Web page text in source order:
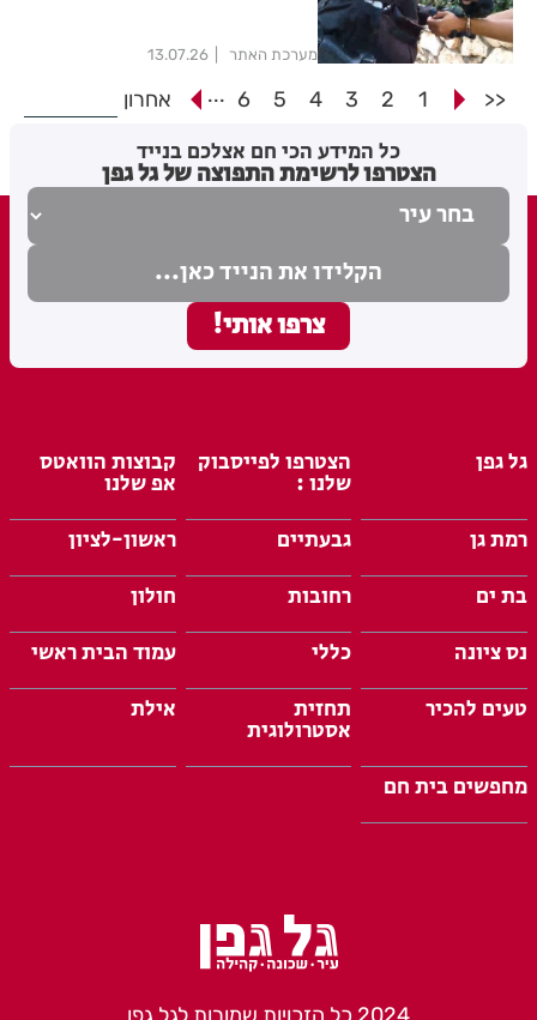
מערכת האתר 13.07.26
<<
1
2
3
4
5
6
... אחרון
כל המידע הכי חם אצלכם בנייד
הצטרפו לרשימת התפוצה של גל גפן
גל גפן הצטרפו לפייסבוק
שלנו :
קבוצות הוואטס
אפ שלנו
רמת גן
גבעתיים
ראשון-לציון
בת ים
רחובות
חולון
נס ציונה
כללי
עמוד הבית ראשי
טעים להכיר
תחזית
אסטרולוגית
אילת
מחפשים בית חם